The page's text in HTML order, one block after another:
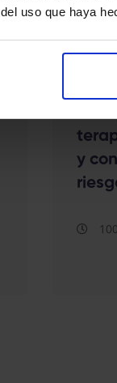
uso que haya
y